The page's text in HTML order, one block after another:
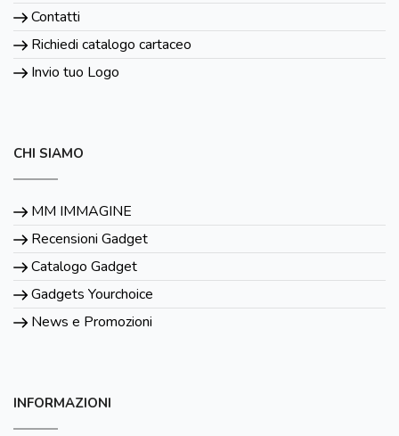
Contatti
Richiedi catalogo cartaceo
Invio tuo Logo
CHI SIAMO
MM IMMAGINE
Recensioni Gadget
Catalogo Gadget
Gadgets Yourchoice
News e Promozioni
INFORMAZIONI